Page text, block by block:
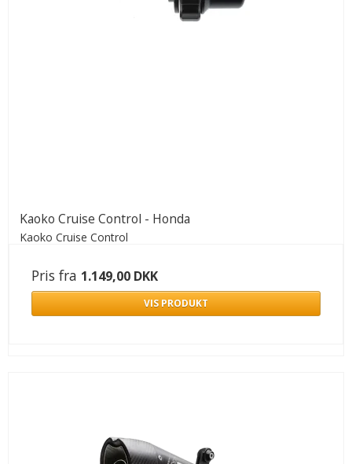
Kaoko Cruise Control - Honda
Kaoko Cruise Control
Pris fra 1.149,00 DKK
VIS PRODUKT